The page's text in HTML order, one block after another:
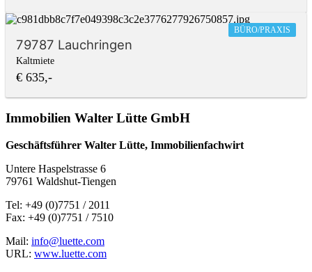
BÜRO/PRAXIS
79787 Lauchringen
Kaltmiete
€ 635,-
Immobilien Walter Lütte GmbH
Geschäftsführer Walter Lütte, Immobilienfachwirt
Untere Haspelstrasse 6
79761 Waldshut-Tiengen
Tel: +49 (0)7751 / 2011
Fax: +49 (0)7751 / 7510
Mail: info@luette.com
URL: www.luette.com